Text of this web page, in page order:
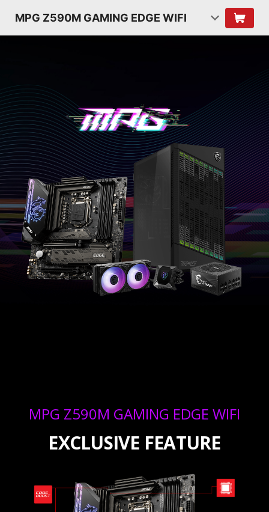
MPG Z590M GAMING EDGE WIFI
MPG Z590M GAMING EDGE WIFI
EXCLUSIVE FEATURE